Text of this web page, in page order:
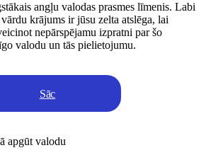
angļu valodas prasmes līmenis. Labi
krājums ir jūsu zelta atslēga, lai
nepārspējamu izpratni par šo
valodu un tās pielietojumu.
Sāc
apgūt valodu